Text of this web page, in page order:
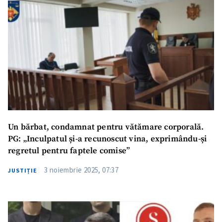
Un bărbat, condamnat pentru vătămare corporală.
PG: „Inculpatul și-a recunoscut vina, exprimându-și
regretul pentru faptele comise”
JUSTIȚIE 3 noiembrie 2025, 07:37
Titlu știre+ Adaugă titlu
Link media
+ Link media
CONTACT SURSĂ
Sursă anonimă